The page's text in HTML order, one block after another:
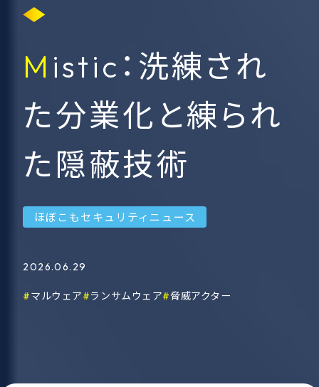
Mistic：洗練され
た分業化と練られ
た隠蔽技術
ほぼこもセキュリティニュース
2026.06.29
マルウェア ランサムウェア 脅威アクター